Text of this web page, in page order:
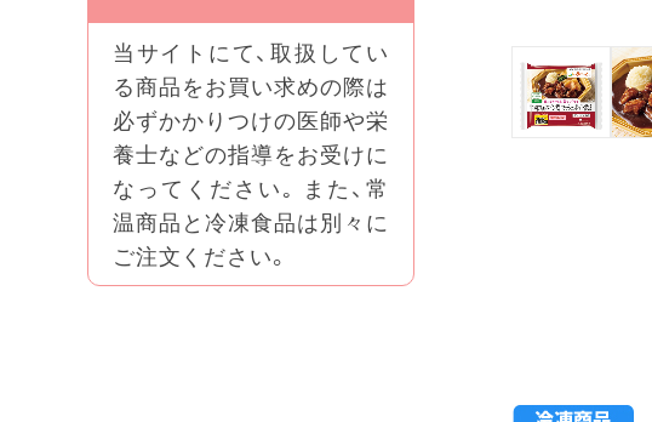
当サイトにて、取扱してい
る商品をお買い求めの際は
必ずかかりつけの医師や栄
養士などの指導をお受けに
なってください｡ また、常
温商品と冷凍食品は別々に
ご注文ください。